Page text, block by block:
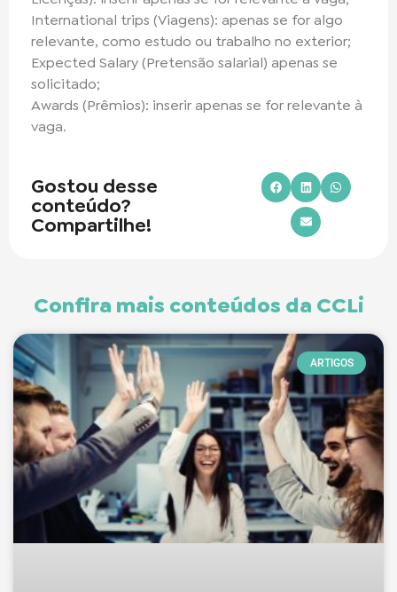
International trips (Viagens): apenas se for algo
relevante, como estudo ou trabalho no exterior;
Expected Salary (Pretensão salarial) apenas se
solicitado;
Awards (Prêmios): inserir apenas se for relevante à
vaga.
Gostou desse
conteúdo?
Compartilhe!
Confira mais conteúdos da CCLi
ARTIGOS